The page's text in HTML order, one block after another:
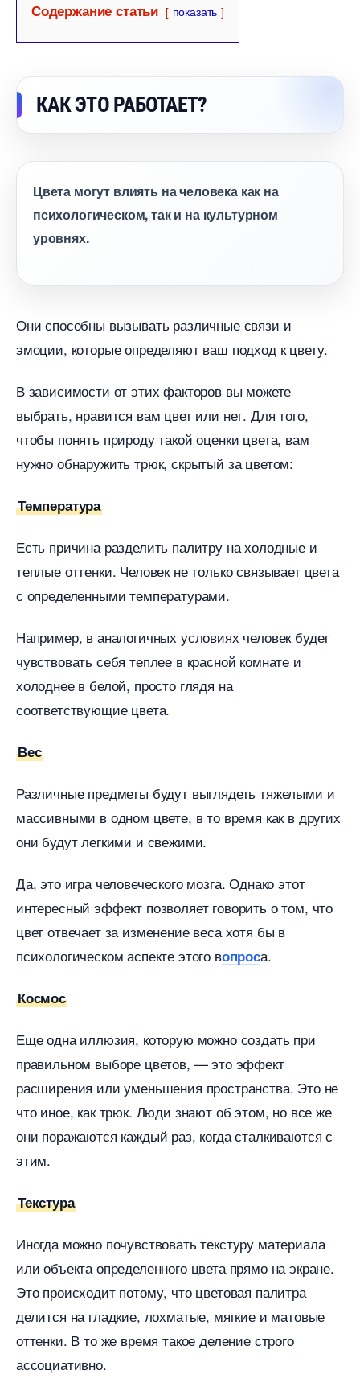
Содержание статьи показать
КАК ЭТО РАБОТАЕТ?
Цвета могут влиять на человека как на
психологическом, так и на культурном
уровнях.
Они способны вызывать различные связи и
эмоции, которые определяют ваш подход к цвету.
зависимости от этих факторов вы можете
ыбрать, нравится вам цвет или нет. Для того,
чтобы понять природу такой оценки цвета, вам
нужно обнаружить трюк, скрытый за цветом:
Температура
Есть причина разделить палитру на холодные и
теплые оттенки. Человек не только связывает цвета
с определенными температурами.
Например, в аналогичных условиях человек будет
чувствовать себя теплее в красной комнате и
холоднее в белой, просто глядя на
соответствующие цвета.
ес
Различные предметы будут выглядеть тяжелыми и
массивными в одном цвете, в то время как в других
они будут легкими и свежими.
Да, это игра человеческого мозга. Однако этот
интересный эффект позволяет говорить о том, что
цвет отвечает за изменение веса хотя бы
психологическом аспекте этогоопроса.
Космос
Еще одна иллюзия, которую можно создать при
правильном выборе цветов, — это эффект
расширения или уменьшения пространства. Это не
что иное, как трюк. Люди знают об этом, но все же
они поражаются каждый раз, когда сталкиваются с
этим.
Текстура
Иногда можно почувствовать текстуру материала
или объекта определенного цвета прямо на экране.
Это происходит потому, что цветовая палитра
делится на гладкие, лохматые, мягкие и матовые
оттенки. В то же время такое деление строго
ассоциативно.